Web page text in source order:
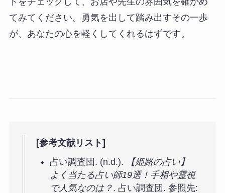
てみてください。勇気を出して踏み出すその一歩
が、あなたの心を軽くしてくれるはずです。
[参考文献リスト]
占い調査団. (n.d.).
【姫路の占い】
よく当たる占い師19選！手相や霊視
で人気なのは？. 占い調査団. 参照先: